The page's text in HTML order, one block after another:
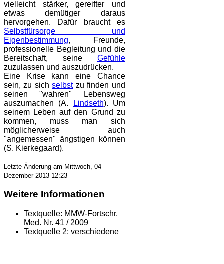
vielleicht stärker, gereifter und
etwas demütiger daraus
hervorgehen. Dafür braucht es
Selbstfürsorge und
Eigenbestimmung, Freunde,
professionelle Begleitung und die
Bereitschaft, seine Gefühle
zuzulassen und auszudrücken.
Eine Krise kann eine Chance
sein, zu sichselbstzu finden und
seinen "wahren" Lebensweg
auszumachen (A.
Lindseth). Um
seinem Leben auf den Grund zu
kommen, muss man sich
möglicherweise auch
"angemessen" ängstigen können
(S. Kierkegaard).
Letzte Änderung am Mittwoch, 04
Dezember 2013 12:23
Weitere Informationen
Textquelle: MMW-Fortschr.
Med. Nr. 41 / 2009
Textquelle 2: verschiedene